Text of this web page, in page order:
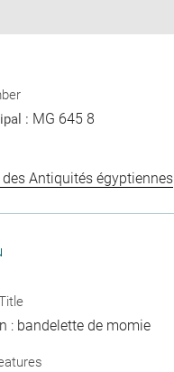
: MG 645 8
des Antiquités égyptiennes
: bandelette de momie